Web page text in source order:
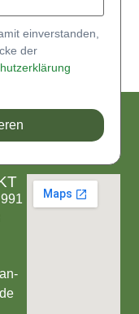
einverstanden,
der